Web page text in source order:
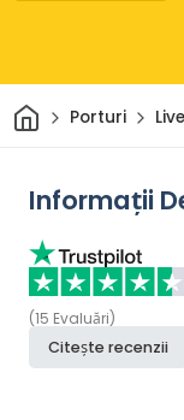
AcasăPorturi
Informații
(15 Evaluări)
Citește recenzii